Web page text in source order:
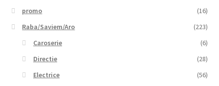
promo
(16)
Raba/Saviem/Aro
(223)
Caroserie
(6)
Directie
(28)
Electrice
(56)